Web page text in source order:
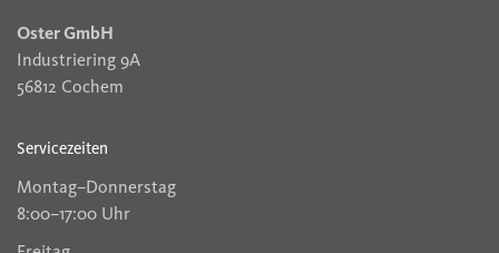
Oster GmbH
Industriering 9A
56812 Cochem
Servicezeiten
Montag–Donnerstag
8:00–17:00 Uhr